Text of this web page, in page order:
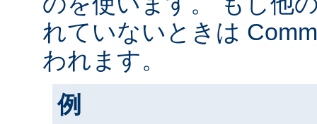
れていないときは
われます。
例